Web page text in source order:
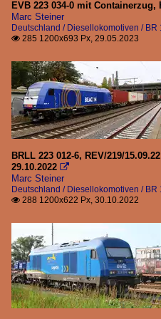
EVB 223 034-0 mit Containerzug,
Marc Steiner
Deutschland / Diesellokomotiven /
 285 1200x693 Px, 29.05.2023
BRLL 223 012-6, REV/219/
29.10.2022 
Marc Steiner
Deutschland / Diesellokomotiven /
 288 1200x622 Px, 30.10.2022